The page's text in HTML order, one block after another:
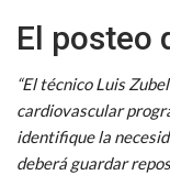
El posteo
“El técnico Luis
cardiovascular
identifique la
deberá guardar